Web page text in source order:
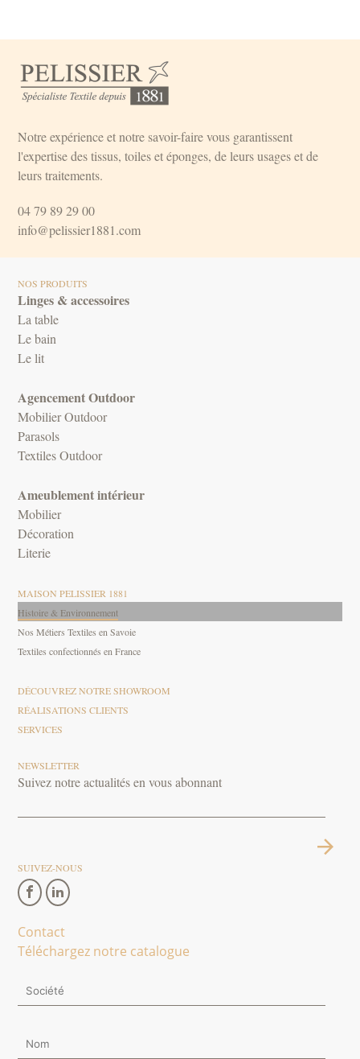
Notre expérience et notre savoir-faire vous garantissent
l'expertise des tissus, toiles et éponges, de leurs usages et de
leurs traitements.
04 79 89 29 00
info@pelissier1881.com
NOS PRODUITS
Linges & accessoires
La table
Le bain
Le lit
Agencement Outdoor
Mobilier Outdoor
Parasols
Textiles Outdoor
Ameublement intérieur
Mobilier
Décoration
Literie
MAISON PELISSIER 1881
Histoire & Environnement
Nos Métiers Textiles en Savoie
Textiles confectionnés en France
DÉCOUVREZ NOTRE SHOWROOM
RÉALISATIONS CLIENTS
SERVICES
NEWSLETTER
Suivez notre actualités en vous abonnant
SUIVEZ-NOUS
Contact
Téléchargez notre catalogue